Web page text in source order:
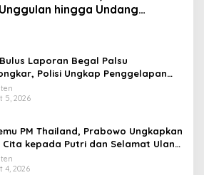
hingga Undang
Dunia
Laporan Begal Palsu
Polisi Ungkap Penggelapan
Perusahaan untuk Crypto
5, 2026
PM Thailand, Prabowo Ungkapkan
Cita kepada Putri dan Selamat Ulang
ke Raja Thailand
4, 2026